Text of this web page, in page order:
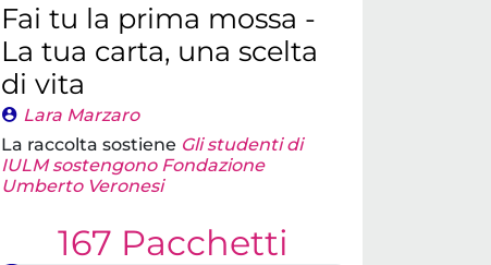
Fai tu la prima mossa -
La tua carta, una scelta
di vita
Lara Marzaro
La raccolta sostiene Gli studenti di
IULM sostengono Fondazione
Umberto Veronesi
167 Pacchetti